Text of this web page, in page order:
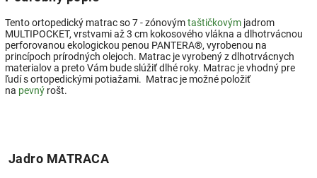
Tento ortopedický matrac so 7 - zónovýmtaštičkovým jadrom
MULTIPOCKET, vrstvami až 3 cm kokosového vlákna a dlhotrvácnou
perforovanou ekologickou penou PANTERA®, vyrobenou na
princípoch prírodných olejoch. Matrac je vyrobený z dlhotrvácnych
materialov a preto Vám bude slúžiť dlhé roky. Matrac je vhodný pre
ľudí s ortopedickými potiažami. Matrac je možné položiť
na pevný rošt.
Jadro MATRACA